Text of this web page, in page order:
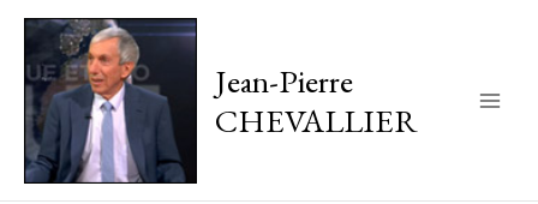
Jean-Pierre
CHEVALLIER